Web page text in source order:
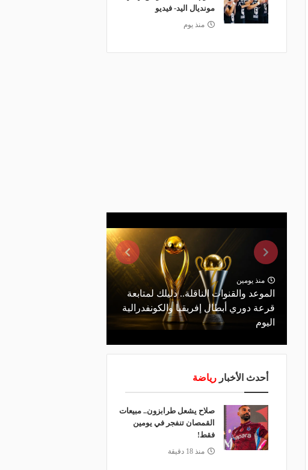
مونديال اليد- فيديو
منذ يوم
منذ يومين
الموعد والقنوات الناقلة.. دليلك لمتابعة
قرعة دوري أبطال إفريقيا والكونفدرالية
اليوم
أحدث الأخبار رياضة
صلاح يشعل طرابزون.. مبيعات
القمصان تنفجر في يومين
فقط!
منذ 18 دقيقة